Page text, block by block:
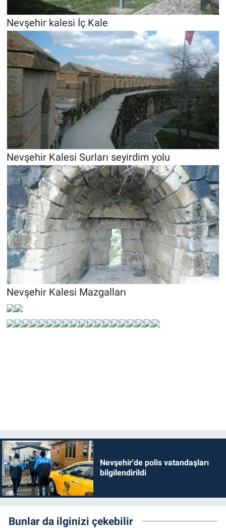
Nevşehir kalesi İç Kale
Nevşehir Kalesi Surları seyirdim yolu
Nevşehir Kalesi Mazgalları
Nevşehir'de polis vatandaşları
bilgilendirildi
Bunlar da ilginizi çekebilir